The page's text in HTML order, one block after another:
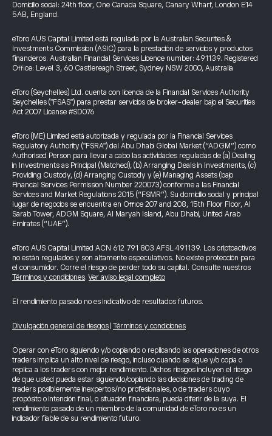
Domicilio social: 24th floor, One Canada Square, Canary Wharf, London E14
5AB, England.
eToro AUS Capital Limited está regulada por la Australian Securities &
Investments Commission (ASIC) para la prestación de servicios y productos
financieros. Australian Financial Services Licence number: 491139. Registered
Office: Level 3, 60 Castlereagh Street, Sydney NSW 2000, Australia
eToro (Seychelles) Ltd. cuenta con licencia de la Financial Services Authority
Seychelles ("FSAS") para prestar servicios de broker-dealer bajo el Securities
Act 2007 License #SD076
eToro (ME) Limited está autorizada y regulada por la Financial Services
Regulatory Authority ("FSRA") del Abu Dhabi Global Market (“ADGM”) como
Authorised Person para llevar a cabo las actividades reguladas de (a) Dealing
in Investments as Principal (Matched), (b) Arranging Deals in Investments, (c)
Providing Custody, (d) Arranging Custody y (e) Managing Assets (bajo
Financial Services Permission Number 220073) conforme a las Financial
Services and Market Regulations 2015 (“FSMR”). Su domicilio social y principal
lugar de negocios se encuentra en Office 207 and 208, 15th Floor Floor, Al
Sarab Tower, ADGM Square, Al Maryah Island, Abu Dhabi, United Arab
Emirates (“UAE”).
eToro AUS Capital Limited ACN 612 791 803 AFSL 491139. Los criptoactivos
no están regulados y son altamente especulativos. No existe protección para
el consumidor. Corre el riesgo de perder todo su capital. Consulte nuestros
Términos y condiciones.Ver aviso legal completo
El rendimiento pasado no es indicativo de resultados futuros.
Divulgación general de riesgos Términos y condiciones
Operar con eToro siguiendo y/o copiando o replicando las operaciones de otros
traders implica un alto nivel de riesgo, incluso cuando se sigue y/o copia o
replica a los traders con mejor rendimiento. Dichos riesgos incluyen el riesgo
de que usted pueda estar siguiendo/copiando las decisiones de trading de
traders posiblemente inexpertos/no profesionales, o de traders cuyo
propósito o intención final, o situación financiera, pueda diferir de la suya. El
rendimiento pasado de un miembro de la comunidad de eToro no es un
indicador fiable de su rendimiento futuro.